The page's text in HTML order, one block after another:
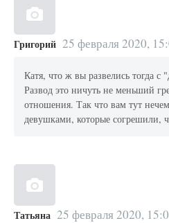
Григорий 25 февраля 2020,
Катя, что ж вы развелись тогда
Развод это ничуть не меньший
отношения. Так что вам тут нечем
девушками, которые согрешили,
Татьяна 25 февраля 2020,